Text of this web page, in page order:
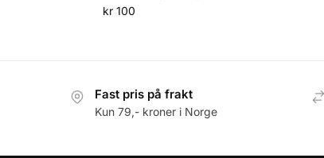
kr100
Fast pris på frakt
Kun 79,- kroner i Norge